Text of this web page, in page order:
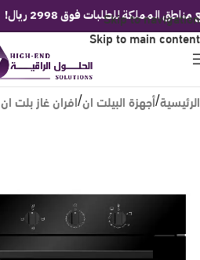
Skip to navigation
Skip to main content
الرئيسية/أجهزة البيلت ان/افران غاز بلت ان
للطلبات فوق 2998 ريال!